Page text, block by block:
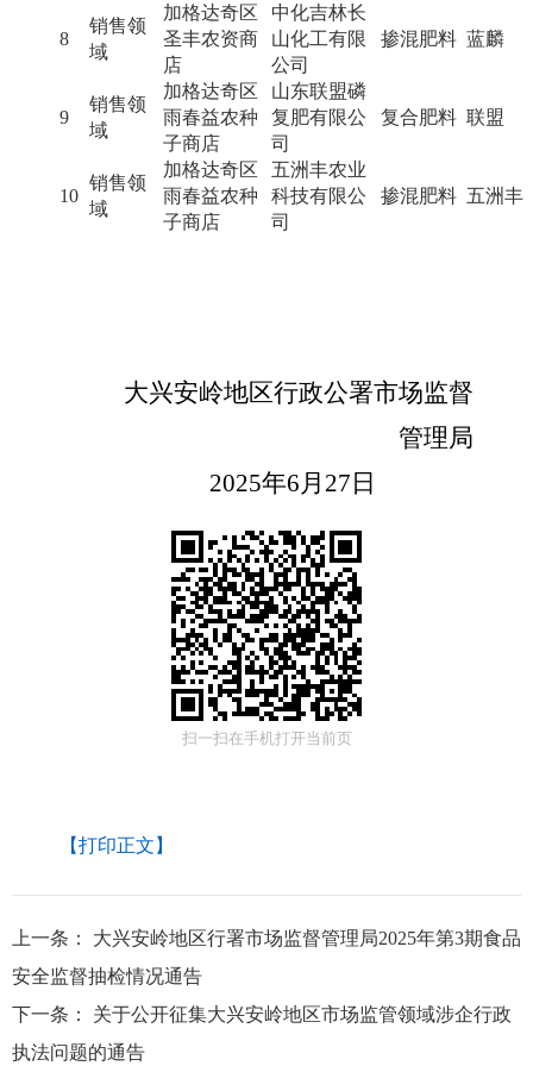
8
销售领
域
加格达奇区
圣丰农资商
店
中化吉林长
山化工有限
公司
掺混肥料 蓝麟
9
销售领
域
加格达奇区
雨春益农种
子商店
山东联盟磷
复肥有限公
司
复合肥料 联盟
10
销售领
域
加格达奇区
雨春益农种
子商店
五洲丰农业
科技有限公
司
掺混肥料 五洲丰
大兴安岭地区行政公署市场监督
管理 局
2025年6 月 27 日
扫一扫在手机打开当前页
【打印正文】
上一条：
大兴安岭地区行署市场监督管理局2025年第3期食品
安全监督抽检情况通告
下一条：
关于公开征集大兴安岭地区市场监管领域涉企行政
执法问题的通告